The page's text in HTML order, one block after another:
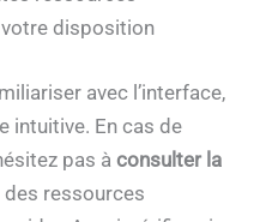
disposition
avec l’interface,
intuitive. En cas de
pas à consulter la
ressources